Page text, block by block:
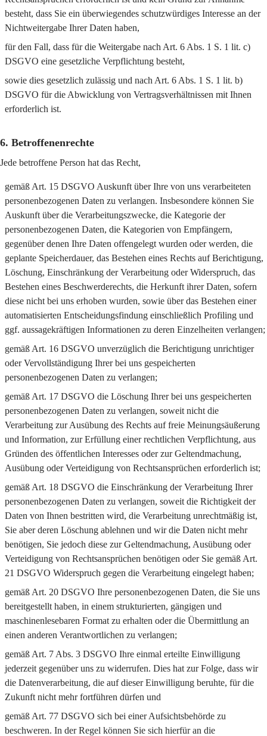
besteht, dass Sie ein überwiegendes schutzwürdiges Interesse an der
Nichtweitergabe Ihrer Daten haben,
für den Fall, dass für die Weitergabe nach Art. 6 Abs. 1 S. 1 lit. c)
DSGVO eine gesetzliche Verpflichtung besteht,
sowie dies gesetzlich zulässig und nach Art. 6 Abs. 1 S. 1 lit. b)
DSGVO für die Abwicklung von Vertragsverhältnissen mit Ihnen
erforderlich ist.
6. Betroffenenrechte
Jede betroffene Person hat das Recht,
gemäß Art. 15 DSGVO Auskunft über Ihre von uns verarbeiteten
personenbezogenen Daten zu verlangen. Insbesondere können Sie
Auskunft über die Verarbeitungszwecke, die Kategorie der
personenbezogenen Daten, die Kategorien von Empfängern,
gegenüber denen Ihre Daten offengelegt wurden oder werden, die
geplante Speicherdauer, das Bestehen eines Rechts auf Berichtigung,
Löschung, Einschränkung der Verarbeitung oder Widerspruch, das
Bestehen eines Beschwerderechts, die Herkunft ihrer Daten, sofern
diese nicht bei uns erhoben wurden, sowie über das Bestehen einer
automatisierten Entscheidungsfindung einschließlich Profiling und
ggf. aussagekräftigen Informationen zu deren Einzelheiten verlangen;
gemäß Art. 16 DSGVO unverzüglich die Berichtigung unrichtiger
oder Vervollständigung Ihrer bei uns gespeicherten
personenbezogenen Daten zu verlangen;
gemäß Art. 17 DSGVO die Löschung Ihrer bei uns gespeicherten
personenbezogenen Daten zu verlangen, soweit nicht die
Verarbeitung zur Ausübung des Rechts auf freie Meinungsäußerung
und Information, zur Erfüllung einer rechtlichen Verpflichtung, aus
Gründen des öffentlichen Interesses oder zur Geltendmachung,
Ausübung oder Verteidigung von Rechtsansprüchen erforderlich ist;
gemäß Art. 18 DSGVO die Einschränkung der Verarbeitung Ihrer
personenbezogenen Daten zu verlangen, soweit die Richtigkeit der
Daten von Ihnen bestritten wird, die Verarbeitung unrechtmäßig ist,
Sie aber deren Löschung ablehnen und wir die Daten nicht mehr
benötigen, Sie jedoch diese zur Geltendmachung, Ausübung oder
Verteidigung von Rechtsansprüchen benötigen oder Sie gemäß Art.
21 DSGVO Widerspruch gegen die Verarbeitung eingelegt haben;
gemäß Art. 20 DSGVO Ihre personenbezogenen Daten, die Sie uns
bereitgestellt haben, in einem strukturierten, gängigen und
maschinenlesebaren Format zu erhalten oder die Übermittlung an
einen anderen Verantwortlichen zu verlangen;
gemäß Art. 7 Abs. 3 DSGVO Ihre einmal erteilte Einwilligung
jederzeit gegenüber uns zu widerrufen. Dies hat zur Folge, dass wir
die Datenverarbeitung, die auf dieser Einwilligung beruhte, für die
Zukunft nicht mehr fortführen dürfen und
gemäß Art. 77 DSGVO sich bei einer Aufsichtsbehörde zu
beschweren. In der Regel können Sie sich hierfür an die